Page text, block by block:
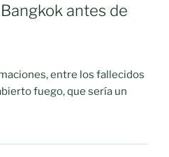
antes de
entre los fallecidos
fuego, que sería un